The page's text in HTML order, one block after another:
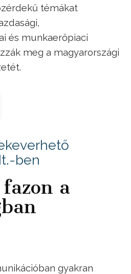
témákat
és munkaerőpiaci
meg a magyarországi
ben
fazon a
gyakran